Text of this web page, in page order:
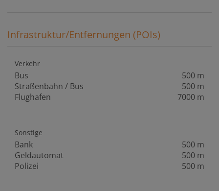
Infrastruktur/Entfernungen (POIs)
Verkehr
Bus
500 m
Straßenbahn / Bus
500 m
Flughafen
7000 m
Sonstige
Bank
500 m
Geldautomat
500 m
Polizei
500 m